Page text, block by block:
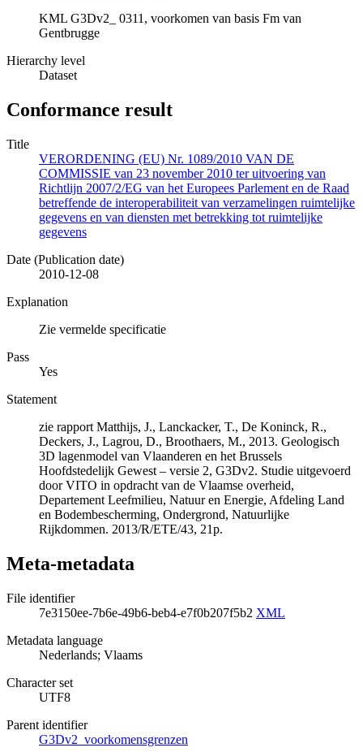
KML G3Dv2_ 0311, voorkomen van basis Fm van
Gentbrugge
Hierarchy level
Dataset
Conformance result
Title
VERORDENING (EU) Nr. 1089/2010 VAN DE
COMMISSIE van 23 november 2010 ter uitvoering van
Richtlijn 2007/2/EG van het Europees Parlement en de Raad
betreffende de interoperabiliteit van verzamelingen ruimtelijke
gegevens en van diensten met betrekking tot ruimtelijke
gegevens
Date (Publication date)
2010-12-08
Explanation
Zie vermelde specificatie
Pass
Yes
Statement
zie rapport Matthijs, J., Lanckacker, T., De Koninck, R.,
Deckers, J., Lagrou, D., Broothaers, M., 2013. Geologisch
3D lagenmodel van Vlaanderen en het Brussels
Hoofdstedelijk Gewest – versie 2, G3Dv2. Studie uitgevoerd
door VITO in opdracht van de Vlaamse overheid,
Departement Leefmilieu, Natuur en Energie, Afdeling Land
en Bodembescherming, Ondergrond, Natuurlijke
Rijkdommen. 2013/R/ETE/43, 21p.
Meta-metadata
File identifier
7e3150ee-7b6e-49b6-beb4-e7f0b207f5b2 XML
Metadata language
Nederlands; Vlaams
Character set
UTF8
Parent identifier
G3Dv2_voorkomensgrenzen